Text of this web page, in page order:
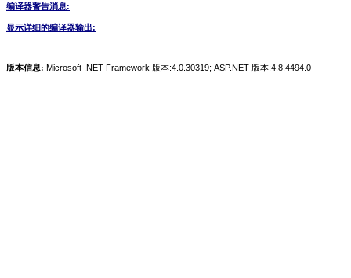
编译器警告消息:
显示详细的编译器输出:
版本信息: Microsoft .NET Framework 版本:4.0.30319; ASP.NET 版本:4.8.4494.0